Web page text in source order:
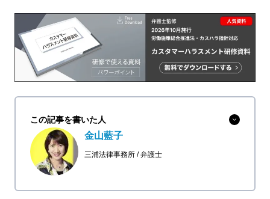
a
c
e
b
o
この記事を書いた人
金山藍子
三浦法律事務所 弁護士